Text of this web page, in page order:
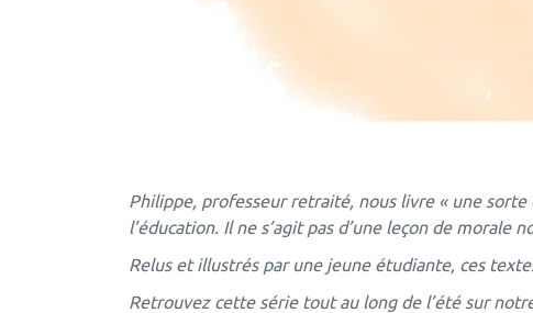
Philippe, professeur retraité, nous livre « une
l’éducation. Il ne s’agit pas d’une leçon de
Relus et illustrés par une jeune étudiante, ces
Retrouvez cette série tout au long de l’été sur